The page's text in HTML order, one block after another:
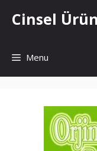
atlaCinsel
Menu